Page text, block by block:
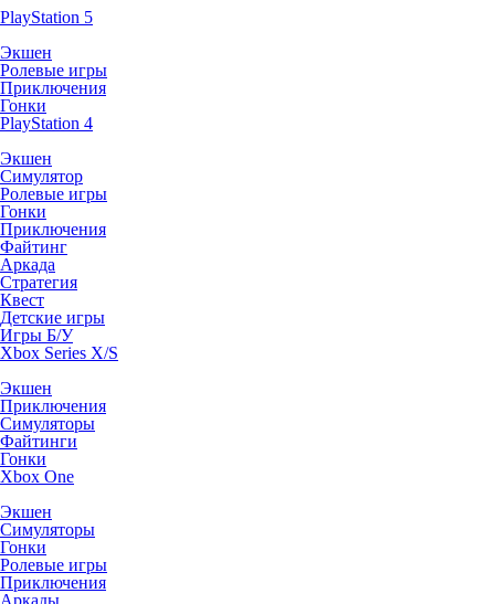
PlayStation 5
Экшен
Ролевые игры
Приключения
Гонки
PlayStation 4
Экшен
Симулятор
Ролевые игры
Гонки
Приключения
Файтинг
Аркада
Стратегия
Квест
Детские игры
Игры Б/У
Xbox Series X/S
Экшен
Приключения
Симуляторы
Файтинги
Гонки
Xbox One
Экшен
Симуляторы
Гонки
Ролевые игры
Приключения
Аркады